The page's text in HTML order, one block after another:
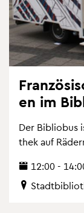
en im
Der Bi­blio­bus
thek auf
12:00 -